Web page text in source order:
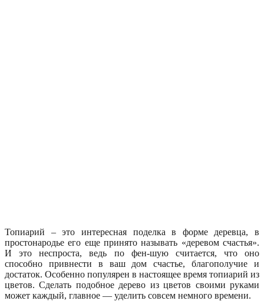
Топиарий – это интересная поделка в форме деревца, в
простонародье его еще принято называть «деревом счастья».
И это неспроста, ведь по фен-шую считается, что оно
способно привнести в ваш дом счастье, благополучие и
достаток. Особенно популярен в настоящее время топиарий из
цветов. Сделать подобное дерево из цветов своими руками
может каждый, главное — уделить совсем немного времени.